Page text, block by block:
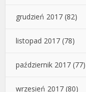
grudzień 2017 (82)
listopad 2017 (78)
październik 2017 (77)
wrzesień 2017 (80)